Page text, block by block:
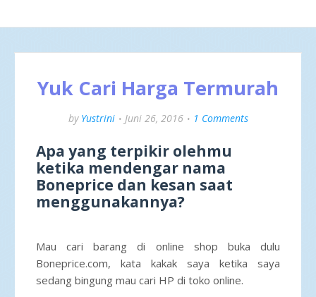
Yuk Cari Harga Termurah
by Yustrini Juni 26, 2016 1 Comments
Apa yang terpikir olehmu
ketika mendengar nama
Boneprice dan kesan saat
menggunakannya?
Mau cari barang di online shop buka dulu
Boneprice.com, kata kakak saya ketika saya
sedang bingung mau cari HP di toko online.